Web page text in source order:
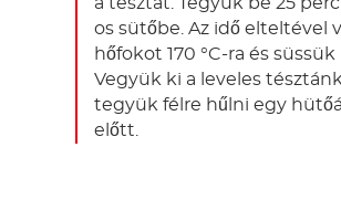
a tésztát. Tegyük be 25
os sütőbe. Az idő elteltével
hőfokot 170 °C-ra és
Vegyük ki a leveles
tegyük félre hűlni egy
előtt.